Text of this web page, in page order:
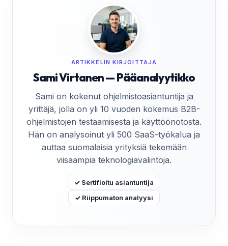
ARTIKKELIN KIRJOITTAJA
Sami Virtanen — Pääanalyytikko
Sami on kokenut ohjelmistoasiantuntija ja
yrittäjä, jolla on yli 10 vuoden kokemus B2B-
ohjelmistojen testaamisesta ja käyttöönotosta.
Hän on analysoinut yli 500 SaaS-työkalua ja
auttaa suomalaisia yrityksiä tekemään
viisaampia teknologiavalintoja.
✓ Sertifioitu asiantuntija
✓ Riippumaton analyysi